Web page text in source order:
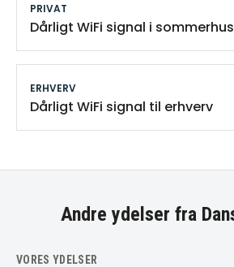
PRIVAT
Dårligt WiFi signal i
ERHVERV
Dårligt WiFi signal til erhverv
Andre ydelser fra
VORES YDELSER